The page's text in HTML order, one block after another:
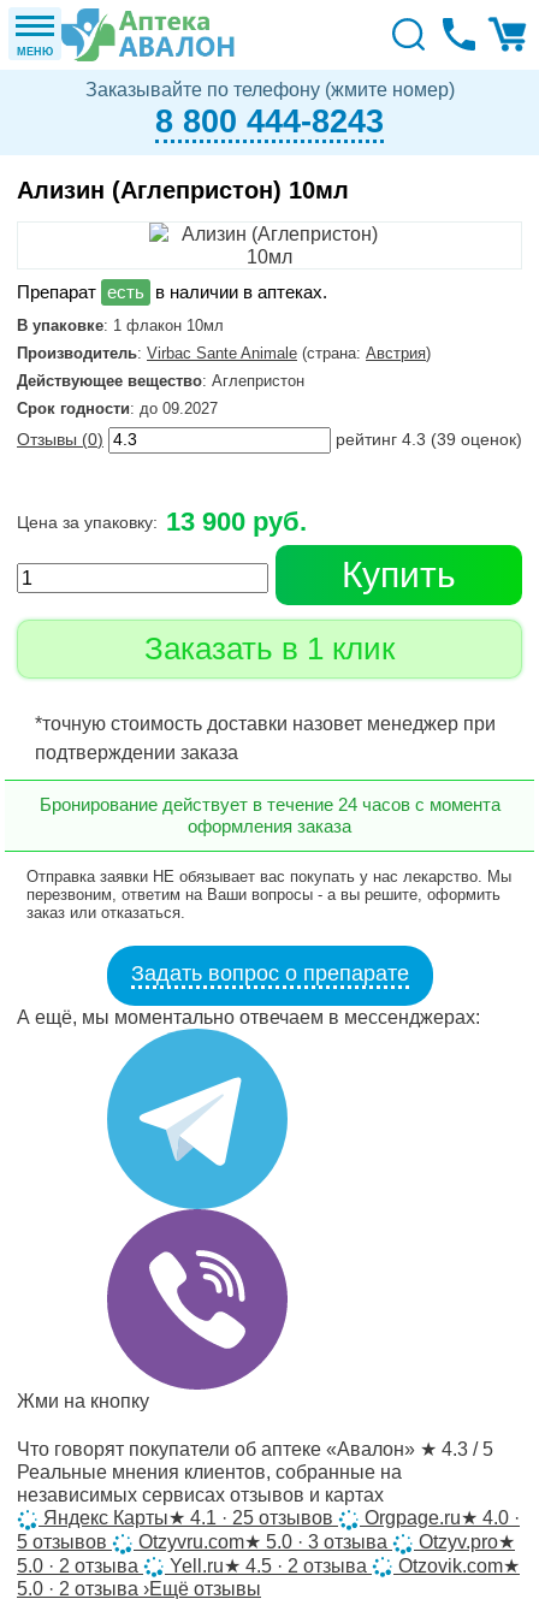
МЕНЮ
Заказывайте по телефону (жмите номер)
8 800 444-8243
Ализин (Аглепристон) 10мл
в наличии в аптеках.
В упаковке: 1 флакон 10мл
Производитель: Virbac Sante Animale (страна: Австрия)
Действующее вещество: Аглепристон
Срок годности: до 09.2027
Отзывы (0) рейтинг 4.3 (39 оценок)
Цена за упаковку: 13 900 руб.
Купить
Заказать в 1 клик
*точную стоимость доставки назовет менеджер при
подтверждении заказа
Бронирование действует в течение 24 часов с момента
оформления заказа
Отправка заявки НЕ обязывает вас покупать у нас лекарство. Мы
перезвоним, ответим на Ваши вопросы - а вы решите, оформить
заказ или отказаться.
Задать вопрос о препарате
А ещё, мы моментально отвечаем в мессенджерах:
Жми на кнопку
Что говорят покупатели об аптеке «Авалон» ★ 4.3 / 5
Реальные мнения клиентов, собранные на
независимых сервисах отзывов и картах
Яндекс Карты★ 4.1 · 25 отзывов Orgpage.ru★ 4.0 ·
5 отзывов
Otzyvru.com★ 5.0 · 3 отзыва Otzyv.pro★
5.0 · 2 отзыва
Yell.ru★ 4.5 · 2 отзыва Otzovik.com★
5.0 · 2 отзыва ›Ещё отзывы